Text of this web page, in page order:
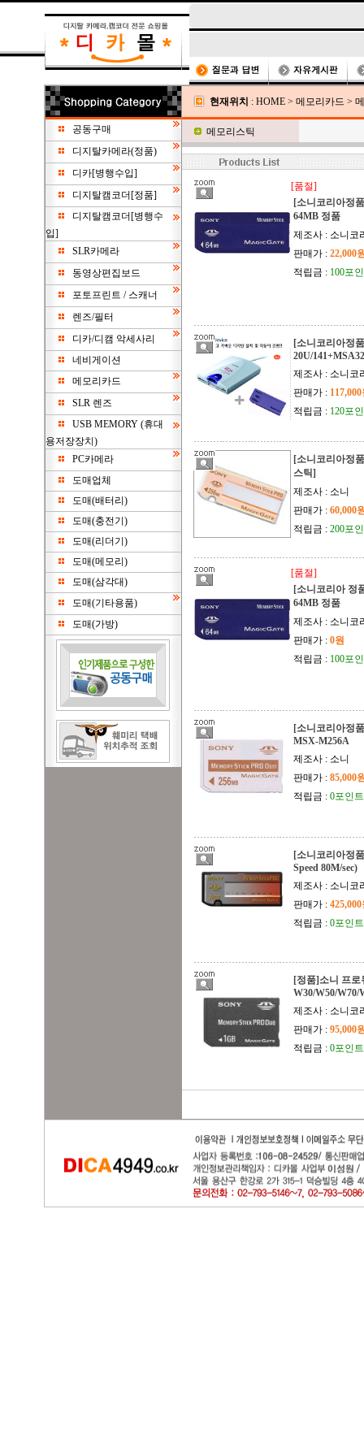
공동구매
디지탈카메라(정품)
디카[병행수입]
디지탈캠코더[정품]
디지탈캠코더[병행수
입]
SLR카메라
동영상편집보드
포토프린트 / 스캐너
렌즈/필터
디카/디캠 악세사리
네비게이션
메모리카드
SLR 렌즈
USB MEMORY (휴대
용저장장치)
PC카메라
도매업체
도매(배터리)
도매(충전기)
도매(리더기)
도매(메모리)
도매(삼각대)
도매(기타용품)
도매(가방)
현재위치 : HOME > 메모리카드 >
메모리스틱
[품절]
[소니코리아정
64MB 정품
제조사 : 소니코
판매가 : 22,000
적립금 : 100포
[소니코리아정
20U/
제조사 : 소니코
판매가 :
적립금 : 120포
[소니코리아정
스틱]
제조사 : 소니
판매가 : 60,000
적립금 : 200포
[품절]
[소니코리아 정
64MB 정품
제조사 : 소니코
판매가 : 0원
적립금 : 100포
[소니코리아정
MSX-M256A
제조사 : 소니
판매가 : 85,000
적립금 : 0포인트
[소니코리아정
Speed 80M/sec)
제조사 : 소니코
판매가 :
적립금 : 0포인트
[정품]소니 프로
W30/W50/W70/
제조사 : 소니코
판매가 : 95,000
적립금 : 0포인트